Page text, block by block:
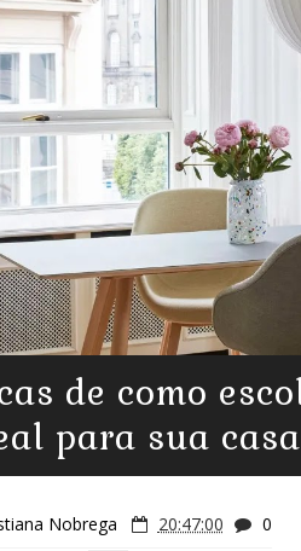
de como
para sua casa
Nobrega 20:47:00 0